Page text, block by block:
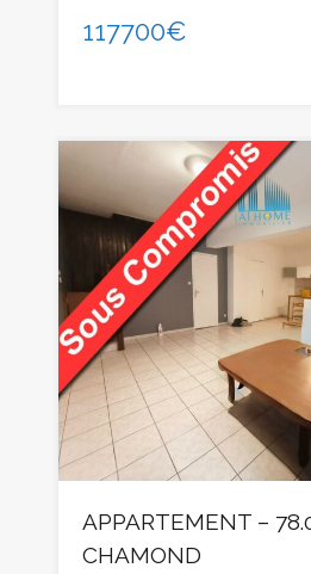
117700€
APPARTEMENT –
CHAMOND